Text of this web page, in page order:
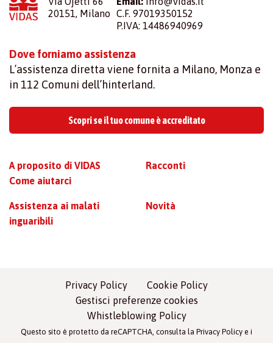
20151, Milano C.F. 97019350152
P.IVA: 14486940969
Dove forniamo assistenza
L’assistenza diretta viene fornita a Milano, Monza e
in 112 Comuni dell’hinterland.
Scopri se il tuo comune è accreditato
A proposito di VIDAS
Come aiutarci
Assistenza ai malati
inguaribili
Racconti
Novità
Privacy Policy
Cookie Policy
Gestisci preferenze cookies
Whistleblowing Policy
Questo sito è protetto da reCAPTCHA, consulta la Privacy Policy e i